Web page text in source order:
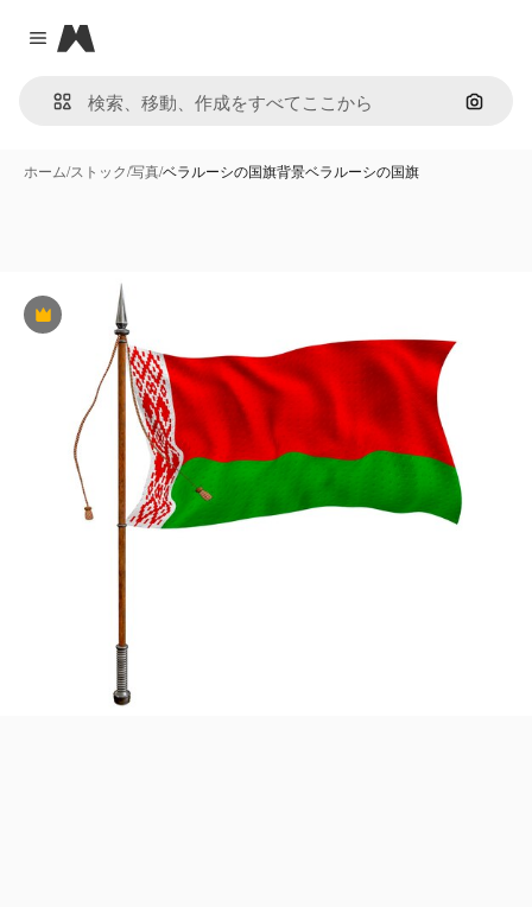
Close menu
Magnific
画像で
ホーム/ストック/写真/ベラルーシの国旗背景ベラルーシの国旗
Premium